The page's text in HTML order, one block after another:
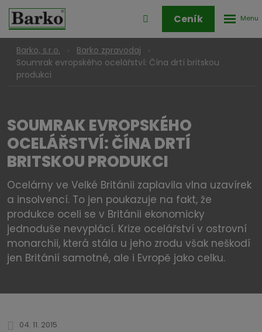
Přihlášení
zóny
Ceník
Barko, s.r.o.
Barko zpravodaj
Soumrak evropského ocelářství: Čína drtí britskou
produkci
SOUMRAK EVROPSKÉHO
OCELÁŘSTVÍ: ČÍNA DRTÍ
BRITSKOU PRODUKCI
Ocelárny ve Velké Británii zaplavila vlna uzavírek
a insolvencí. To jen poukazuje na fakt, že
produkce oceli se v Británii ekonomicky
jednoduše nevyplácí. Krize ocelářství v ostrovní
monarchii, která stála u jeho zrodu však neškodí
jen Británií samotné, ale i Evropě jako celku.
04. 11. 2015